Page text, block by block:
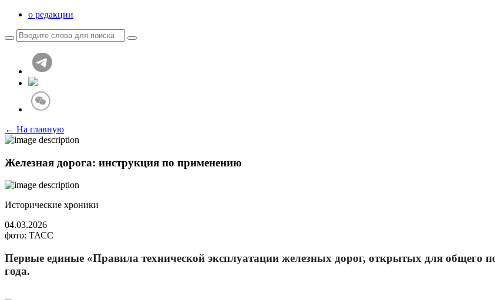
о редакции
← На главную
Железная дорога: инструкция по применению
Исторические хроники
04.03.2026
фото: ТАСС
Первые единые «Правила технической эксплуатации железных дорог, открытых для
года.